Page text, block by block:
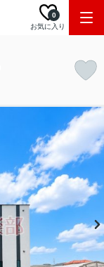
お気に入り
0